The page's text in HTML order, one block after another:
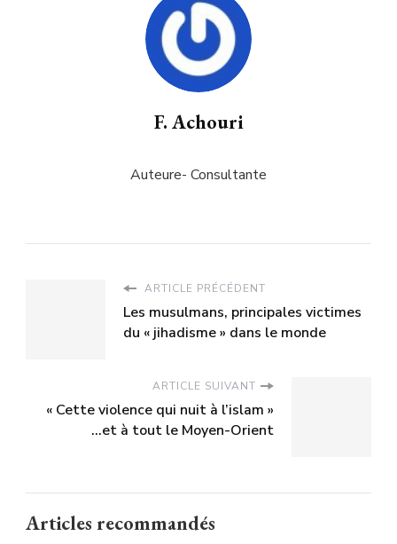
F. Achouri
Auteure- Consultante
ARTICLE PRÉCÉDENT
Les musulmans, principales victimes
du « jihadisme » dans le monde
ARTICLE SUIVANT
« Cette violence qui nuit à l’islam »
...et à tout le Moyen-Orient
Articles recommandés